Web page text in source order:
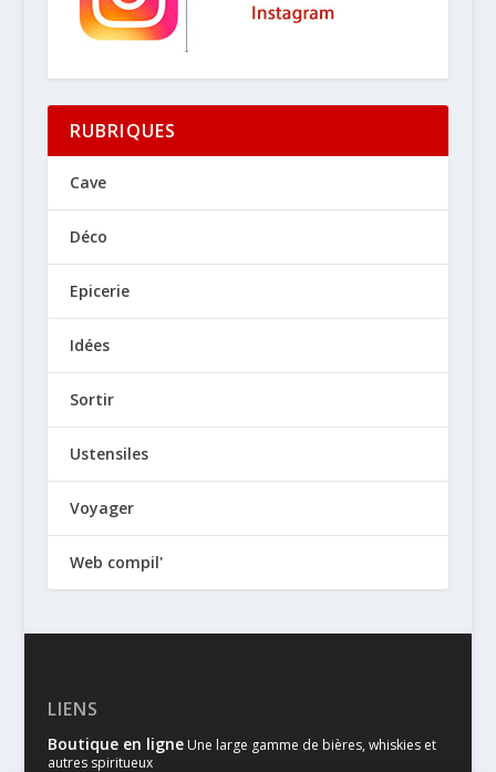
RUBRIQUES
Cave
Déco
Epicerie
Idées
Sortir
Ustensiles
Voyager
Web compil'
LIENS
Boutique en ligneUne large gamme de bières, whiskies et
autres spiritueux